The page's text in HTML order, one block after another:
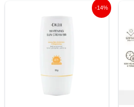
-14%
420.000 ₫.